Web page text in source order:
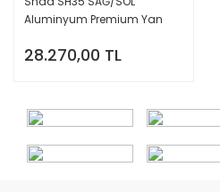
Aluminyum Premium Yan
28.270,00 TL